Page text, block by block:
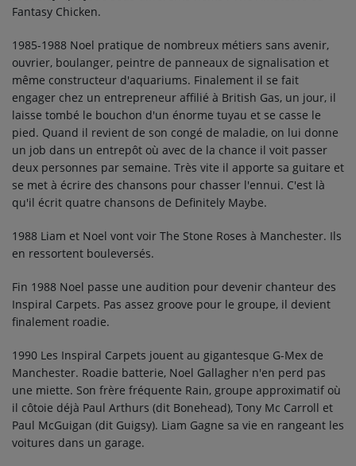
Fantasy Chicken.
1985-1988 Noel pratique de nombreux métiers sans avenir,
ouvrier, boulanger, peintre de panneaux de signalisation et
même constructeur d'aquariums. Finalement il se fait
engager chez un entrepreneur affilié à British Gas, un jour, il
laisse tombé le bouchon d'un énorme tuyau et se casse le
pied. Quand il revient de son congé de maladie, on lui donne
un job dans un entrepôt où avec de la chance il voit passer
deux personnes par semaine. Très vite il apporte sa guitare et
se met à écrire des chansons pour chasser l'ennui. C'est là
qu'il écrit quatre chansons de Definitely Maybe.
1988 Liam et Noel vont voir The Stone Roses à Manchester. Ils
en ressortent bouleversés.
Fin 1988 Noel passe une audition pour devenir chanteur des
Inspiral Carpets. Pas assez groove pour le groupe, il devient
finalement roadie.
1990 Les Inspiral Carpets jouent au gigantesque G-Mex de
Manchester. Roadie batterie, Noel Gallagher n'en perd pas
une miette. Son frère fréquente Rain, groupe approximatif où
il côtoie déjà Paul Arthurs (dit Bonehead), Tony Mc Carroll et
Paul McGuigan (dit Guigsy). Liam Gagne sa vie en rangeant les
voitures dans un garage.